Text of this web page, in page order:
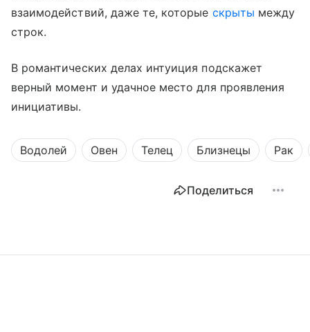
взаимодействий, даже те, которые скрыты между
строк.
В романтических делах интуиция подскажет
верный момент и удачное место для проявления
инициативы.
Водолей Овен Телец Близнецы Рак
Поделиться